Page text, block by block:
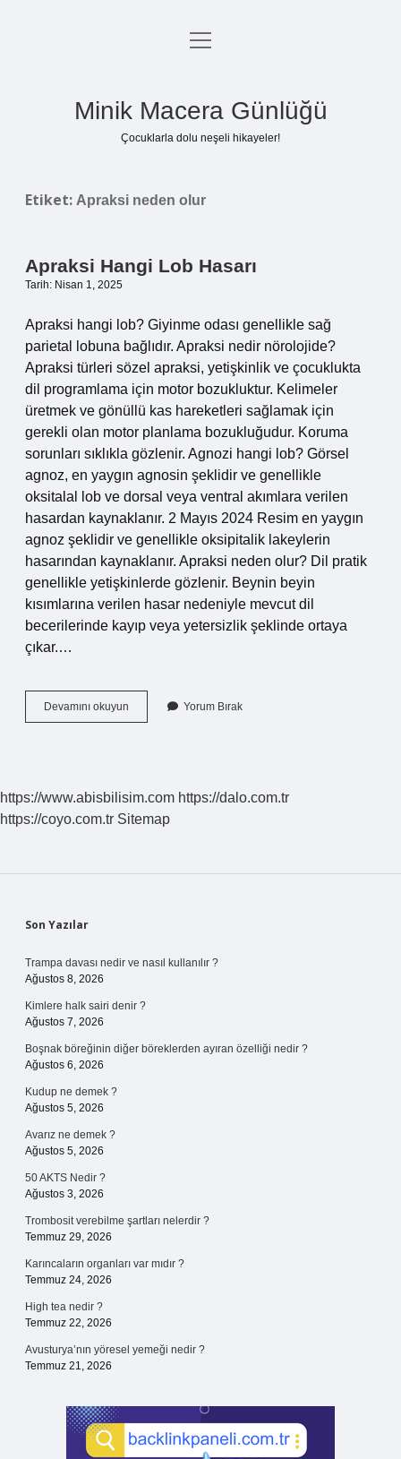
Anasayfa
menüyü
Minik Macera Günlüğü
Çocuklarla dolu neşeli hikayeler!
Etiket: Apraksi neden olur
Apraksi Hangi Lob Hasarı
Tarih: Nisan 1, 2025
Apraksi hangi lob? Giyinme odası genellikle sağ
parietal lobuna bağlıdır. Apraksi nedir nörolojide?
Apraksi türleri sözel apraksi, yetişkinlik ve çocuklukta
dil programlama için motor bozukluktur. Kelimeler
üretmek ve gönüllü kas hareketleri sağlamak için
gerekli olan motor planlama bozukluğudur. Koruma
sorunları sıklıkla gözlenir. Agnozi hangi lob? Görsel
agnoz, en yaygın agnosin şeklidir ve genellikle
oksitalal lob ve dorsal veya ventral akımlara verilen
hasardan kaynaklanır. 2 Mayıs 2024 Resim en yaygın
agnoz şeklidir ve genellikle oksipitalik lakeylerin
hasarından kaynaklanır. Apraksi neden olur? Dil pratik
genellikle yetişkinlerde gözlenir. Beynin beyin
kısımlarına verilen hasar nedeniyle mevcut dil
becerilerinde kayıp veya yetersizlik şeklinde ortaya
çıkar.…
Devamını okuyun
Hangi
Yorum Bırak
https://www.abisbilisim.com https://dalo.com.tr
https://coyo.com.tr Sitemap
Sidebar
Son Yazılar
Trampa davası nedir ve nasıl kullanılır ?
Ağustos 8, 2026
Kimlere halk sairi denir ?
Ağustos 7, 2026
Boşnak böreğinin diğer böreklerden ayıran özelliği nedir ?
Ağustos 6, 2026
Kudup ne demek ?
Ağustos 5, 2026
Avarız ne demek ?
Ağustos 5, 2026
50 AKTS Nedir ?
Ağustos 3, 2026
Trombosit verebilme şartları nelerdir ?
Temmuz 29, 2026
Karıncaların organları var mıdır ?
Temmuz 24, 2026
High tea nedir ?
Temmuz 22, 2026
Avusturya’nın yöresel yemeği nedir ?
Temmuz 21, 2026